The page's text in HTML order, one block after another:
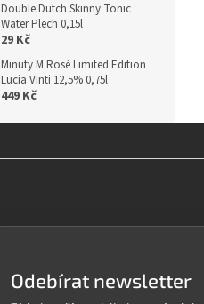
Double Dutch Skinny Tonic
Water Plech 0,15l
29 Kč
Minuty M Rosé Limited Edition
Lucia Vinti 12,5% 0,75l
449 Kč
Odebírat newsletter